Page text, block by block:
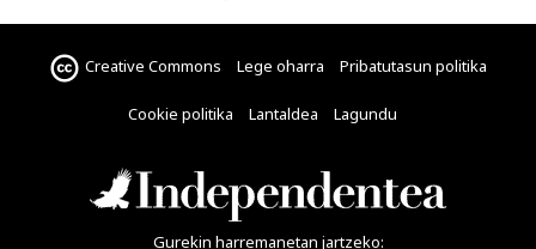
Creative Commons Lege oharra Pribatutasun politika
Cookie politika Lantaldea Lagundu
Gurekin harremanetan jartzeko: